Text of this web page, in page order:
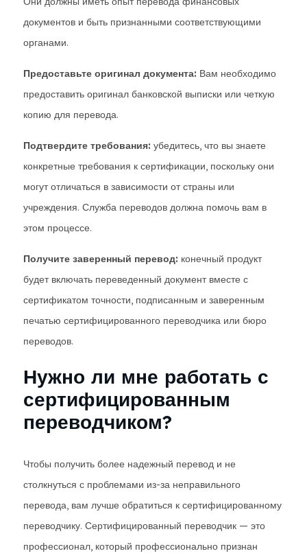
документов и быть признанными соответствующими
органами.
Предоставьте оригинал документа: Вам необходимо
предоставить оригинал банковской выписки или четкую
копию для перевода.
Подтвердите требования: убедитесь, что вы знаете
конкретные требования к сертификации, поскольку они
могут отличаться в зависимости от страны или
учреждения. Служба переводов должна помочь вам в
этом процессе.
Получите заверенный перевод: конечный продукт
будет включать переведенный документ вместе с
сертификатом точности, подписанным и заверенным
печатью сертифицированного переводчика или бюро
переводов.
Нужно ли мне работать с
сертифицированным
переводчиком?
Чтобы получить более надежный перевод и не
столкнуться с проблемами из-за неправильного
перевода, вам лучше обратиться к сертифицированному
переводчику. Сертифицированный переводчик — это
профессионал, который профессионально признан